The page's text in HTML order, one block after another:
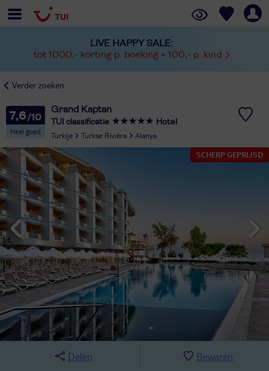
LIVE HAPPY SALE:
tot 1000,- korting p. boeking + 100,- p. kind
Verder zoeken
7,6
Heel goed
Grand Kaptan
TUI classificatie Hotel
Turkije Turkse Rivièra
Alanya
SCHERP GEPRIJSD
Delen Bewaren